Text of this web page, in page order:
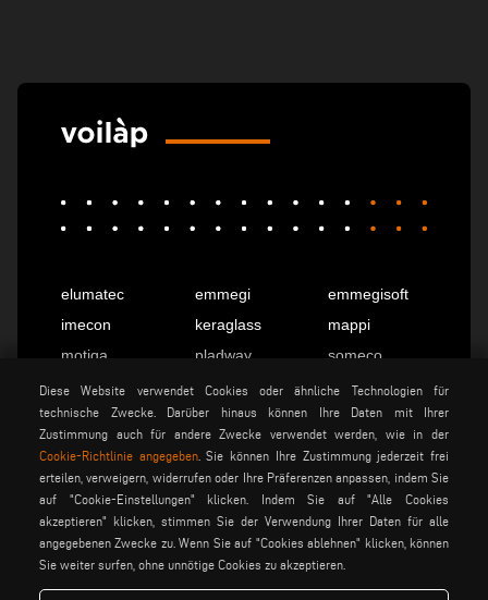
elumatec emmegi
emmegisoft
imecon
keraglass
mappi
motiqa
pladway
someco
stuga
stürtz
tekna
voilàp
voilàpdigital
Deutsch info@tekna.it
be the change
Diese Website verwendet Cookies oder ähnliche Technologien für
technische Zwecke. Darüber hinaus können Ihre Daten mit Ihrer
Zustimmung auch für andere Zwecke verwendet werden, wie in der
Cookie-Richtlinie angegeben. Sie können Ihre Zustimmung jederzeit frei
erteilen, verweigern, widerrufen oder Ihre Präferenzen anpassen, indem Sie
auf "Cookie-Einstellungen" klicken. Indem Sie auf "Alle Cookies
akzeptieren" klicken, stimmen Sie der Verwendung Ihrer Daten für alle
angegebenen Zwecke zu. Wenn Sie auf "Cookies ablehnen" klicken, können
Sie weiter surfen, ohne unnötige Cookies zu akzeptieren.